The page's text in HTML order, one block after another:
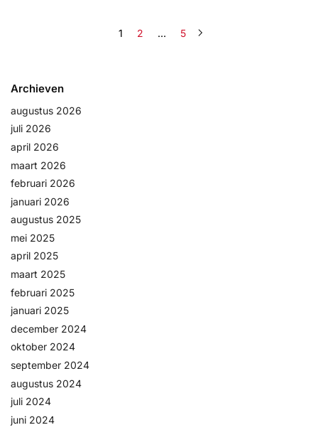
1 2 … 5
Archieven
augustus 2026
juli 2026
april 2026
maart 2026
februari 2026
januari 2026
augustus 2025
mei 2025
april 2025
maart 2025
februari 2025
januari 2025
december 2024
oktober 2024
september 2024
augustus 2024
juli 2024
juni 2024